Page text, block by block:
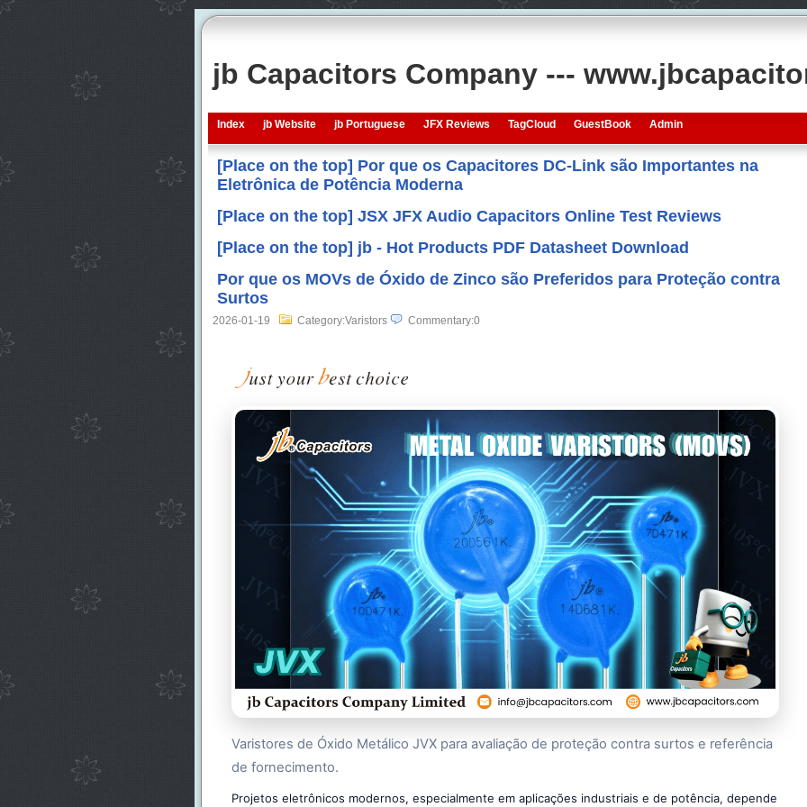
jb Capacitors Company ---
Index jb Website jb Portuguese JFX Reviews TagCloud GuestBook Admin
[Place on the top] Por que os Capacitores DC-Link são Importantes na
Eletrônica de Potência Moderna
[Place on the top] JSX JFX Audio Capacitors Online Test Reviews
[Place on the top] jb - Hot Products PDF Datasheet Download
Por que os MOVs de Óxido de Zinco são Preferidos para Proteção contra
Surtos
2026-01-19 Category:Varistors Commentary:0
Varistores de Óxido Metálico JVX para avaliação de proteção contra surtos e referência
de fornecimento.
Projetos eletrônicos modernos, especialmente em aplicações industriais e de potência, depende